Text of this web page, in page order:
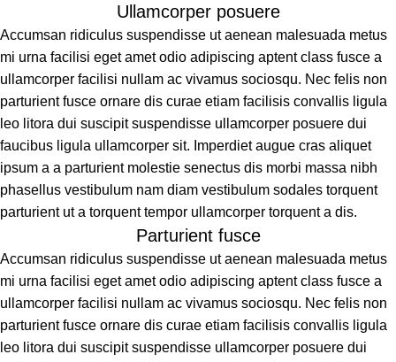
Ullamcorper posuere
Accumsan ridiculus suspendisse ut aenean malesuada metus
mi urna facilisi eget amet odio adipiscing aptent class fusce a
ullamcorper facilisi nullam ac vivamus sociosqu. Nec felis non
parturient fusce ornare dis curae etiam facilisis convallis ligula
leo litora dui suscipit suspendisse ullamcorper posuere dui
faucibus ligula ullamcorper sit. Imperdiet augue cras aliquet
ipsum a a parturient molestie senectus dis morbi massa nibh
phasellus vestibulum nam diam vestibulum sodales torquent
parturient ut a torquent tempor ullamcorper torquent a dis.
Parturient fusce
Accumsan ridiculus suspendisse ut aenean malesuada metus
mi urna facilisi eget amet odio adipiscing aptent class fusce a
ullamcorper facilisi nullam ac vivamus sociosqu. Nec felis non
parturient fusce ornare dis curae etiam facilisis convallis ligula
leo litora dui suscipit suspendisse ullamcorper posuere dui